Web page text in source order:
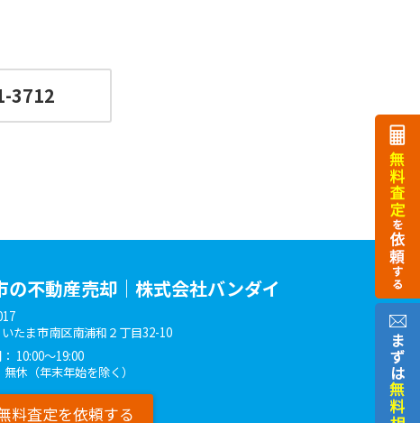
3712
の不動産売却｜株式会社バンダイ
たま市南区南浦和２丁目32-10
10:00～19:00
休（年末年始を除く）
料査定を依頼する